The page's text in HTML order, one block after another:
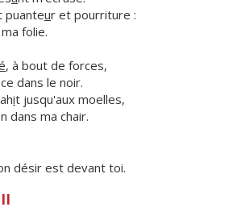
puanteur et pourriture :
folie.
, à bout de forces,
dans le noir.
it jusqu'aux moelles,
dans ma chair.
désir est devant toi.